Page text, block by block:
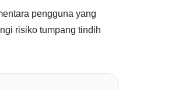
pengguna yang
risiko tumpang tindih